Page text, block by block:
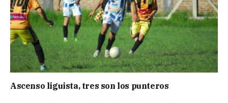
Ascenso liguista, tres son los punteros